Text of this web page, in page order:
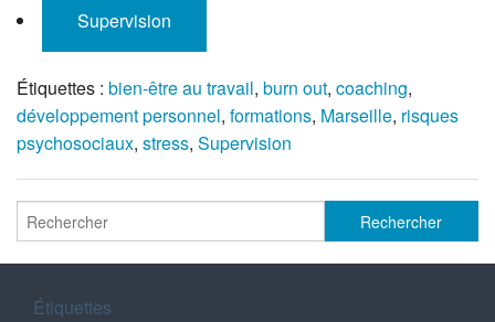
Supervision
Étiquettes : bien-être au travail, burn out, coaching,
développement personnel, formations, Marseille, risques
psychosociaux, stress, Supervision
Étiquettes